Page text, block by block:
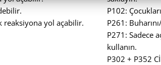
reaksiyona yol açabilir.
P102:
P261:
P271: Sadece
kullanın.
P302 + P352